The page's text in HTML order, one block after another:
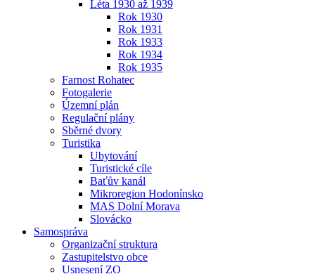
Léta 1930 až 1939
Rok 1930
Rok 1931
Rok 1933
Rok 1934
Rok 1935
Farnost Rohatec
Fotogalerie
Územní plán
Regulační plány
Sběrné dvory
Turistika
Ubytování
Turistické cíle
Baťův kanál
Mikroregion Hodonínsko
MAS Dolní Morava
Slovácko
Samospráva
Organizační struktura
Zastupitelstvo obce
Usnesení ZO